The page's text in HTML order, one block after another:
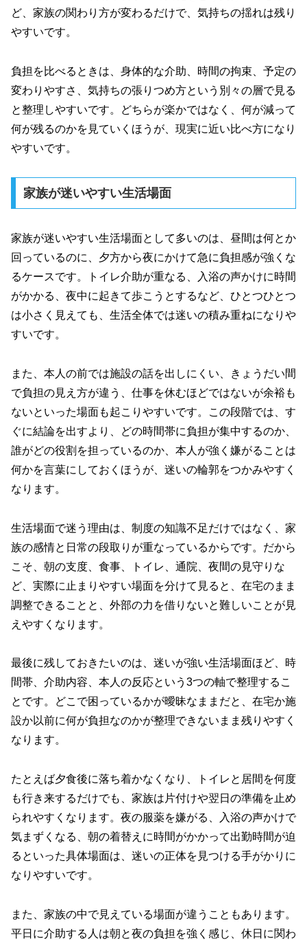
ど、家族の関わり方が変わるだけで、気持ちの揺れは残り
やすいです。
負担を比べるときは、身体的な介助、時間の拘束、予定の
変わりやすさ、気持ちの張りつめ方という別々の層で見る
と整理しやすいです。どちらが楽かではなく、何が減って
何が残るのかを見ていくほうが、現実に近い比べ方になり
やすいです。
家族が迷いやすい生活場面
家族が迷いやすい生活場面として多いのは、昼間は何とか
回っているのに、夕方から夜にかけて急に負担感が強くな
るケースです。トイレ介助が重なる、入浴の声かけに時間
がかかる、夜中に起きて歩こうとするなど、ひとつひとつ
は小さく見えても、生活全体では迷いの積み重ねになりや
すいです。
また、本人の前では施設の話を出しにくい、きょうだい間
で負担の見え方が違う、仕事を休むほどではないが余裕も
ないといった場面も起こりやすいです。この段階では、す
ぐに結論を出すより、どの時間帯に負担が集中するのか、
誰がどの役割を担っているのか、本人が強く嫌がることは
何かを言葉にしておくほうが、迷いの輪郭をつかみやすく
なります。
生活場面で迷う理由は、制度の知識不足だけではなく、家
族の感情と日常の段取りが重なっているからです。だから
こそ、朝の支度、食事、トイレ、通院、夜間の見守りな
ど、実際に止まりやすい場面を分けて見ると、在宅のまま
調整できることと、外部の力を借りないと難しいことが見
えやすくなります。
最後に残しておきたいのは、迷いが強い生活場面ほど、時
間帯、介助内容、本人の反応という3つの軸で整理するこ
とです。どこで困っているかが曖昧なままだと、在宅か施
設か以前に何が負担なのかが整理できないまま残りやすく
なります。
たとえば夕食後に落ち着かなくなり、トイレと居間を何度
も行き来するだけでも、家族は片付けや翌日の準備を止め
られやすくなります。夜の服薬を嫌がる、入浴の声かけで
気まずくなる、朝の着替えに時間がかかって出勤時間が迫
るといった具体場面は、迷いの正体を見つける手がかりに
なりやすいです。
また、家族の中で見えている場面が違うこともあります。
平日に介助する人は朝と夜の負担を強く感じ、休日に関わ